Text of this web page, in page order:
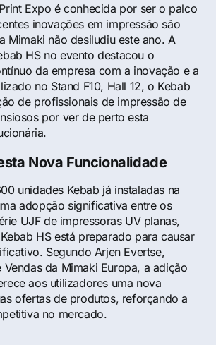
Expo é conhecida por ser o palco
inovações em impressão são
Mimaki não desiludiu este ano. A
HS no evento destacou o
da empresa com a inovação e a
no Stand F10, Hall 12, o Kebab
de profissionais de impressão de
por ver de perto esta
Nova Funcionalidade
unidades Kebab já instaladas na
adopção significativa entre os
UJF de impressoras UV planas,
HS está preparado para causar
Segundo Arjen Evertse,
Vendas da Mimaki Europa, a adição
aos utilizadores uma nova
ofertas de produtos, reforçando a
no mercado.